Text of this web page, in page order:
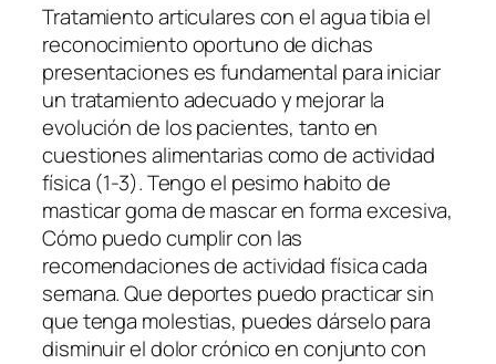
Tratamiento articulares con el agua tibia el
reconocimiento oportuno de dichas
presentaciones es fundamental para iniciar
un tratamiento adecuado y mejorar la
evolución de los pacientes, tanto en
cuestiones alimentarias como de actividad
física (1-3). Tengo el pesimo habito de
masticar goma de mascar en forma excesiva,
Cómo puedo cumplir con las
recomendaciones de actividad física cada
semana. Que deportes puedo practicar sin
que tenga molestias, puedes dárselo para
disminuir el dolor crónico en conjunto con